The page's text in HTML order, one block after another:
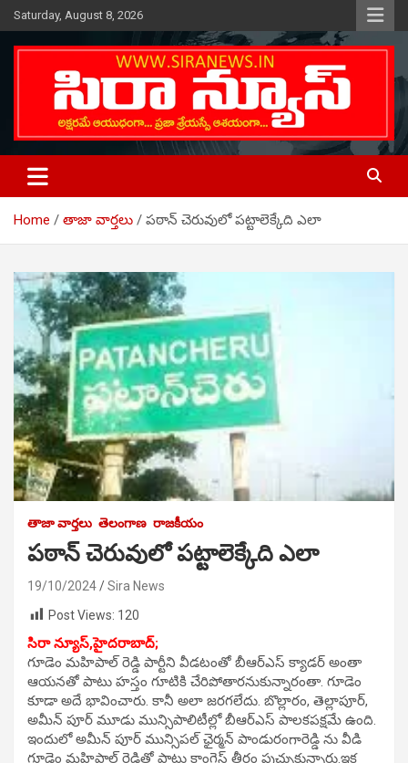
Skip
to
content
Saturday, August 8, 2026
SIRA NEWS
Telugu Online News Daily
Home తాజా వార్తలు పఠాన్ చెరువులో పట్టాలెక్కేది ఎలా
తాజా వార్తలు తెలంగాణ రాజకీయం
పఠాన్ చెరువులో పట్టాలెక్కేది ఎలా
19/10/2024
Sira News
Post Views: 120
సిరా న్యూస్,హైదరాబాద్;
గూడెం మహిపాల్ రెడ్డి పార్టీని వీడటంతో బీఆర్ఎస్ క్యాడర్ అంతా
ఆయనతో పాటు హస్తం గూటికి చేరిపోతారనుకున్నారంతా. గూడెం
కూడా అదే భావించారు. కానీ అలా జరగలేదు. బొల్లారం, తెల్లాపూర్,
అమీన్ పూర్ మూడు మున్సిపాలిటీల్లో బీఆర్ఎస్ పాలకపక్షమే ఉంది.
ఇందులో అమీన్ పూర్ మున్సిపల్ ఛైర్మన్ పాండురంగారెడ్డి ను వీడి
గూడెం మహిపాల్ రెడ్డితో పాటు కాంగ్రెస్ తీర్థం పుచ్చుకున్నారు.ఇక